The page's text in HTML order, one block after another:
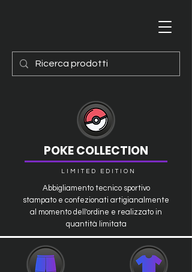
POKE COLLECTION
LIMITED EDITION
Abbigliamento tecnico sportivo
stampato e confezionati artigianalmente
al momento dell'ordine e realizzato in
quantità limitata